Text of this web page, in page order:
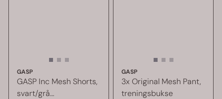
GASP
GASP Inc Mesh Shorts,
svart/grå
GASP
3x Original Mesh Pant,
treningsbukse